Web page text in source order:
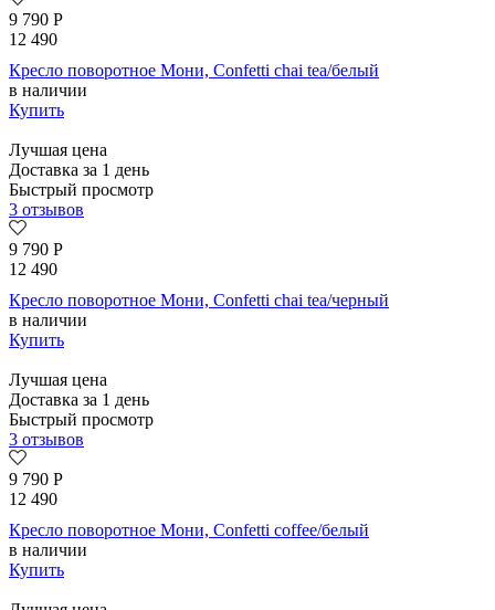
9 790 Р
12 490
Кресло поворотное Мони, Confetti chai tea/белый
в наличии
Купить
Лучшая цена
Доставка за 1 день
Быстрый просмотр
3 отзывов
9 790 Р
12 490
Кресло поворотное Мони, Confetti chai tea/черный
в наличии
Купить
Лучшая цена
Доставка за 1 день
Быстрый просмотр
3 отзывов
9 790 Р
12 490
Кресло поворотное Мони, Confetti coffee/белый
в наличии
Купить